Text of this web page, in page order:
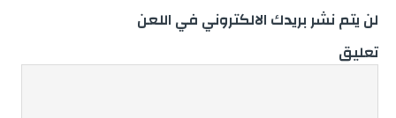
لن يتم نشر بريدك الالكتروني في اللعن
تعليق